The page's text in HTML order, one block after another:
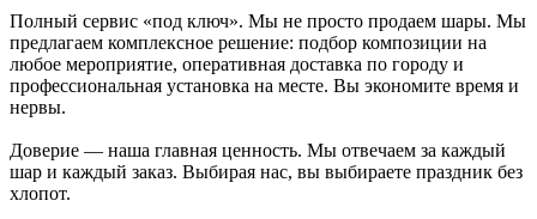
Полный сервис «под ключ». Мы не просто продаем шары. Мы
предлагаем комплексное решение: подбор композиции на
любое мероприятие, оперативная доставка по городу и
профессиональная установка на месте. Вы экономите время и
нервы.
Доверие — наша главная ценность. Мы отвечаем за каждый
шар и каждый заказ. Выбирая нас, вы выбираете праздник без
хлопот.